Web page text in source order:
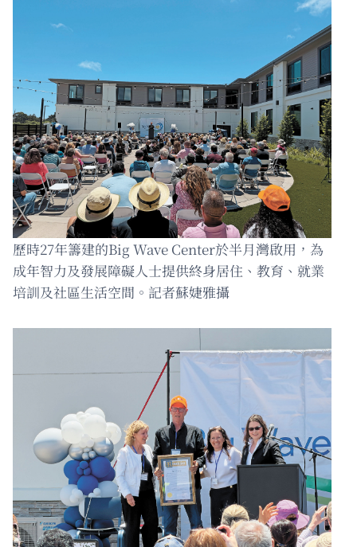
歷時27年籌建的Big Wave Center於半月灣啟用，為
成年智力及發展障礙人士提供終身居住、教育、就業
培訓及社區生活空間。記者蘇婕雅攝